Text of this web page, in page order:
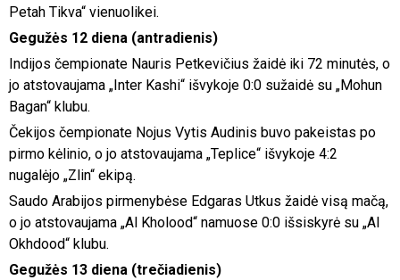
Petah Tikva“ vienuolikei.
Gegužės 12 diena (antradienis)
Indijos čempionate Nauris Petkevičius žaidė iki 72 minutės, o
jo atstovaujama „Inter Kashi“ išvykoje 0:0 sužaidė su „Mohun
Bagan“ klubu.
Čekijos čempionate Nojus Vytis Audinis buvo pakeistas po
pirmo kėlinio, o jo atstovaujama „Teplice“ išvykoje 4:2
nugalėjo „Zlin“ ekipą.
Saudo Arabijos pirmenybėse Edgaras Utkus žaidė visą mačą,
o jo atstovaujama „Al Kholood“ namuose 0:0 išsiskyrė su „Al
Okhdood“ klubu.
Gegužės 13 diena (trečiadienis)